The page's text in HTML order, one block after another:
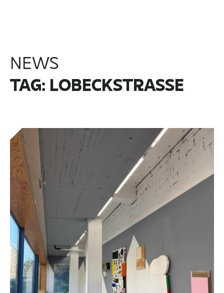
NEWS
TAG: LOBECKSTRASSE